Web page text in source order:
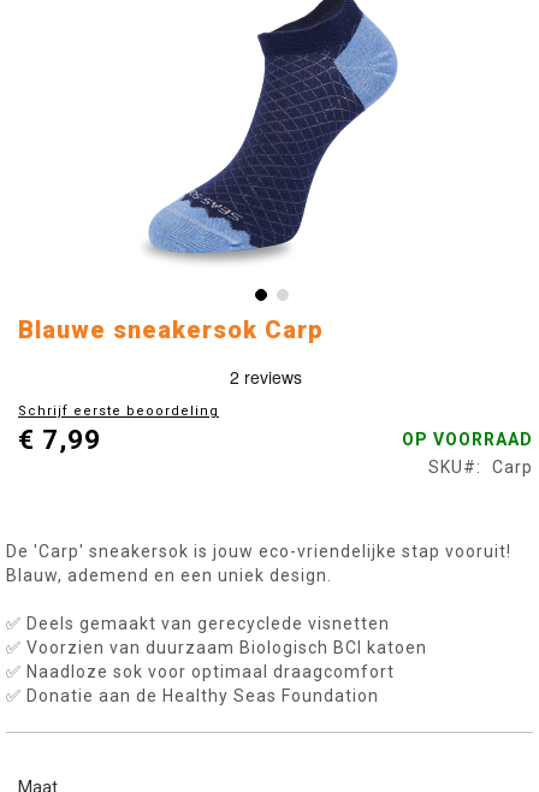
Ga
van
de
Blauwe sneakersok Carp
Schrijf eerste beoordeling
€ 7,99
OP VOORRAAD
SKU
Carp
De 'Carp' sneakersok is jouw eco-vriendelijke stap vooruit!
Blauw, ademend en een uniek design.
✅ Deels gemaakt van gerecyclede visnetten
✅ Voorzien van duurzaam Biologisch BCI katoen
✅ Naadloze sok voor optimaal draagcomfort
✅ Donatie aan de Healthy Seas Foundation
Maat